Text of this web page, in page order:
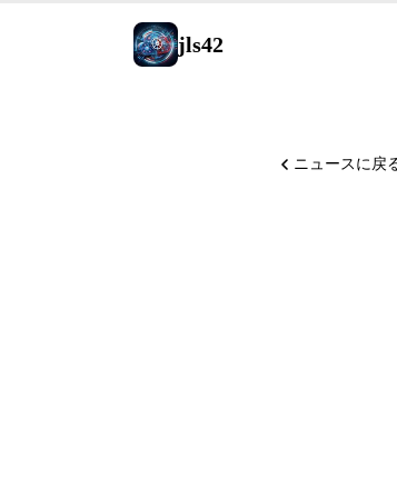
jls42
ニュースに戻